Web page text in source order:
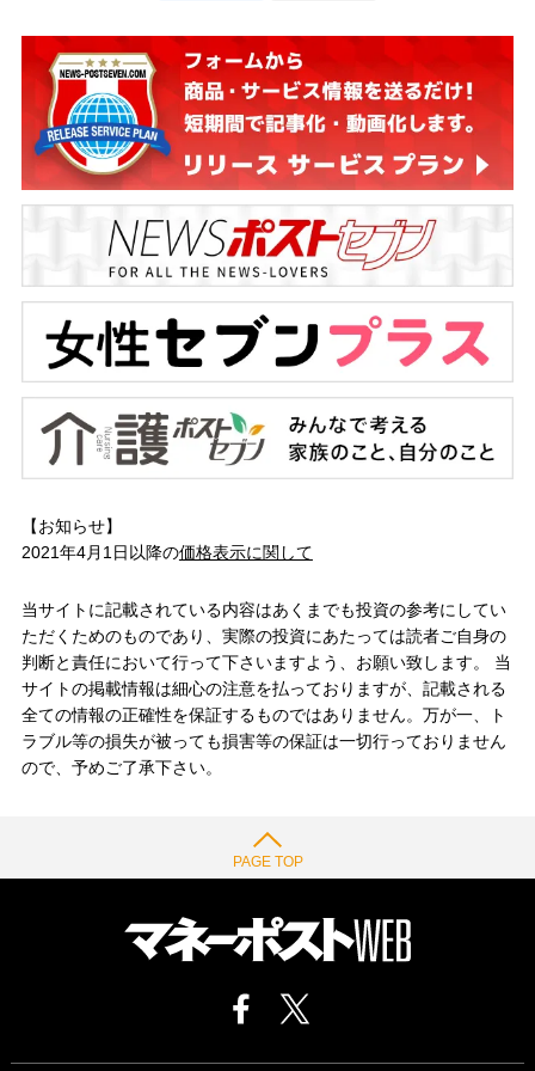
【お知らせ】
2021年4月1日以降の価格表示に関して
当サイトに記載されている内容はあくまでも投資の参考にしてい
ただくためのものであり、実際の投資にあたっては読者ご自身の
判断と責任において行って下さいますよう、お願い致します。 当
サイトの掲載情報は細心の注意を払っておりますが、記載される
全ての情報の正確性を保証するものではありません。万が一、ト
ラブル等の損失が被っても損害等の保証は一切行っておりません
ので、予めご了承下さい。
PAGE TOP